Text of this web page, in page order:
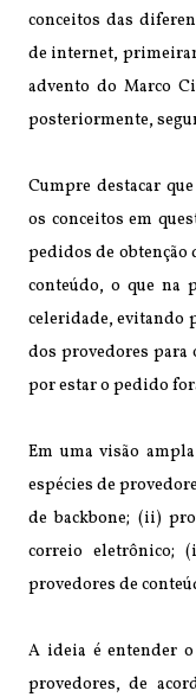
conceitos das
de internet,
advento do Marco
posteriormente,
Cumpre destacar
os conceitos em
pedidos de obtenção
conteúdo, o que na
celeridade, evitando
dos provedores para
por estar o pedido
Em uma visão
espécies de
de backbone; (ii)
correio eletrônico;
provedores de
A ideia é entender o
provedores, de